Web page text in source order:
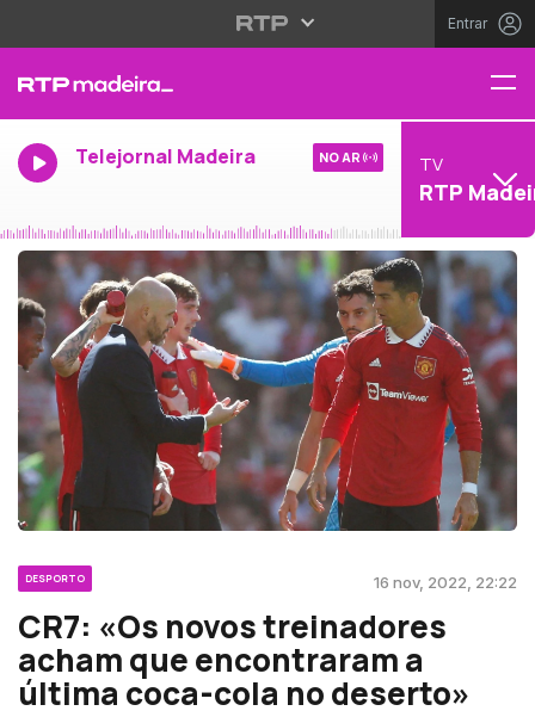
Entrar
Telejornal Madeira NO AR TV
RTP
DESPORTO 16 nov, 2022, 22:22
CR7: «Os novos treinadores
acham que encontraram a
última coca-cola no deserto»